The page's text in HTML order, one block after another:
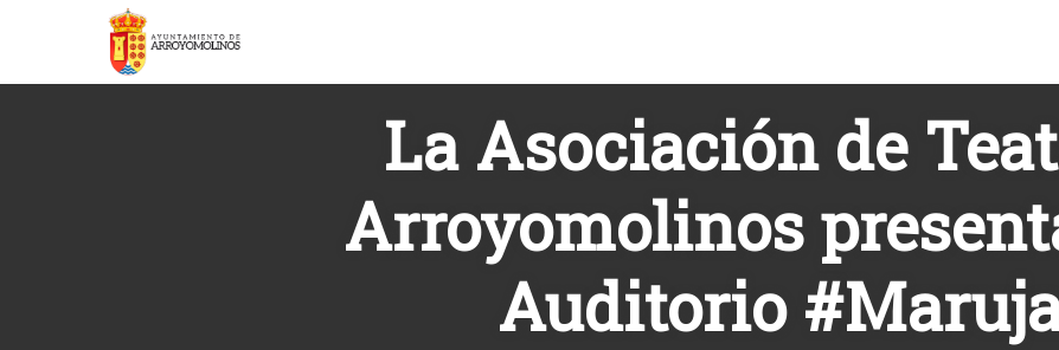
La Asociación de
Arroyomolinos
Auditorio